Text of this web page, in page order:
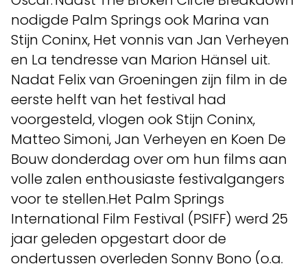
nodigde Palm Springs ook Marina van
Stijn Coninx, Het vonnis van Jan Verheyen
en La tendresse van Marion Hänsel uit.
Nadat Felix van Groeningen zijn film in de
eerste helft van het festival had
voorgesteld, vlogen ook Stijn Coninx,
Matteo Simoni, Jan Verheyen en Koen De
Bouw donderdag over om hun films aan
volle zalen enthousiaste festivalgangers
voor te stellen.Het Palm Springs
International Film Festival (PSIFF) werd 25
jaar geleden opgestart door de
ondertussen overleden Sonny Bono (o.a.